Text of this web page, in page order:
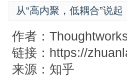
从“高内聚，低耦合”说起
作者：
链接：https://
来源：知乎